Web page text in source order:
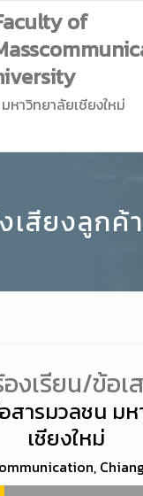
of
หาวิทยาลัยเชียงใหม่
เสียงลูกค้า
งเรียน/ข้อเ
สารมวลชน มห
เชียงใหม่